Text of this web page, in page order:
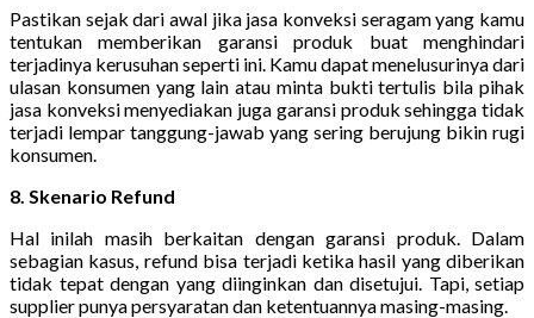
Pastikan sejak dari awal jika jasa konveksi seragam yang kamu
tentukan memberikan garansi produk buat menghindari
terjadinya kerusuhan seperti ini. Kamu dapat menelusurinya dari
ulasan konsumen yang lain atau minta bukti tertulis bila pihak
jasa konveksi menyediakan juga garansi produk sehingga tidak
terjadi lempar tanggung-jawab yang sering berujung bikin rugi
konsumen.
8. Skenario Refund
Hal inilah masih berkaitan dengan garansi produk. Dalam
sebagian kasus, refund bisa terjadi ketika hasil yang diberikan
tidak tepat dengan yang diinginkan dan disetujui. Tapi, setiap
supplier punya persyaratan dan ketentuannya masing-masing.